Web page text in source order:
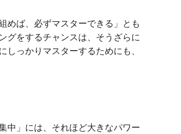
めば、必ずマスターできる」とも
グをするチャンスは、そうざらに
っかりマスターするためにも、
中」には、それほど大きなパワー